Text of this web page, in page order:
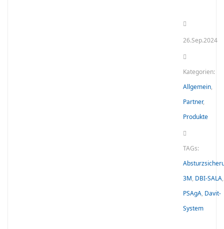
26.Sep.2024
Kategorien:
Allgemein,
Partner,
Produkte
TAGs:
3M, DBI-SALA,
PSAgA, Davit-
System